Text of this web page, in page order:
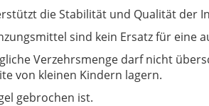
die Stabilität und Qualität der
sind kein Ersatz für eine
Verzehrsmenge darf nicht
von kleinen Kindern lagern.
gebrochen ist.